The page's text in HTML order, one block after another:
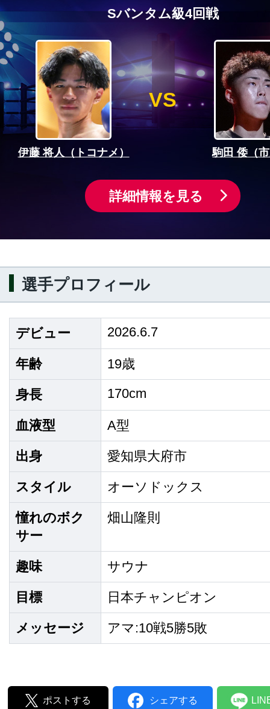
Sバンタム級4回戦
伊藤 将人（トコナメ）
VS
駒田 倭（
詳細情報を見る
選手プロフィール
デビュー 2026.6.7
年齢 19歳
身長 170cm
血液型 A型
出身 愛知県大府市
スタイル オーソドックス
憧れのボク
サー
畑山隆則
趣味 サウナ
目標 日本チャンピオン
メッセージ アマ:10戦5勝5敗
ポストする シェアする